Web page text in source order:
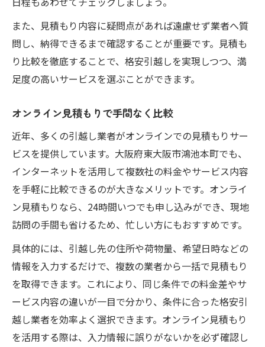
また、見積もり内容に疑問点があれば遠慮せず業者へ質
問し、納得できるまで確認することが重要です。見積も
り比較を徹底することで、格安引越しを実現しつつ、満
足度の高いサービスを選ぶことができます。
オンライン見積もりで手間なく比較
近年、多くの引越し業者がオンラインでの見積もりサー
ビスを提供しています。大阪府東大阪市鴻池本町でも、
インターネットを活用して複数社の料金やサービス内容
を手軽に比較できるのが大きなメリットです。オンライ
ン見積もりなら、24時間いつでも申し込みができ、現地
訪問の手間も省けるため、忙しい方にもおすすめです。
具体的には、引越し先の住所や荷物量、希望日時などの
情報を入力するだけで、複数の業者から一括で見積もり
を取得できます。これにより、同じ条件での料金差やサ
ービス内容の違いが一目で分かり、条件に合った格安引
越し業者を効率よく選択できます。オンライン見積もり
を活用する際は、入力情報に誤りがないかを必ず確認し